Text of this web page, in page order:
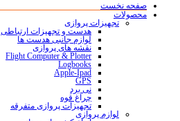
صفحه نخست
محصولات
تجهیزات پروازی
هدست و تجهیزات ارتباطی
لوازم جانبی هدست ها
نقشه های پروازی
Flight Computer & Plotter
Logbooks
Apple-Ipad
GPS
نی برد
چراغ قوه
تجهیزات پروازی متفرقه
لوازم پروازی